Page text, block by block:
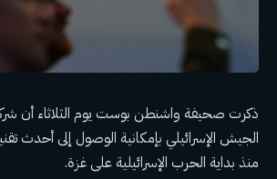
ذكرت صحيفة واشنطن بوست يوم الثلاثاء أن
الجيش الإسرائيلي بإمكانية الوصول إلى أحدث
منذ بداية الحرب الإسرائيلية على غزة.